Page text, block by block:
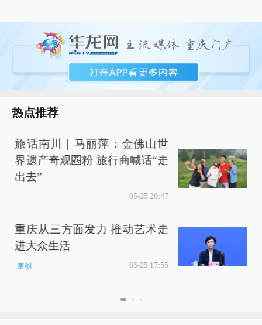
热点推荐
旅话南川｜马丽萍：金佛山世
界遗产奇观圈粉 旅行商喊话“走
出去”
05-25 20:47
重庆从三方面发力 推动艺术走
进大众生活
原创 05-25 17:55